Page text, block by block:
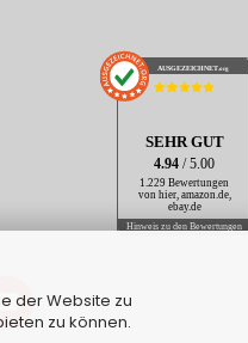
der Website zu
zu können.
AUSGEZEICHNET.org
SEHR GUT
4.94/ 5.00
1.229 Bewertungen
von hier, amazon.de,
ebay.de
Hinweis zu den Bewertungen